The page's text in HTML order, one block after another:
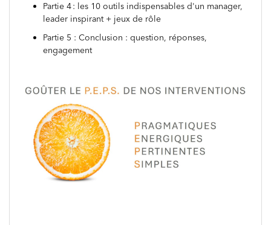
Partie 4 : les 10 outils indispensables d'un manager,
leader inspirant + jeux de rôle
Partie 5 : Conclusion : question, réponses,
engagement